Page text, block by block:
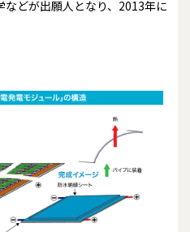
どが出願人となり、2013年に